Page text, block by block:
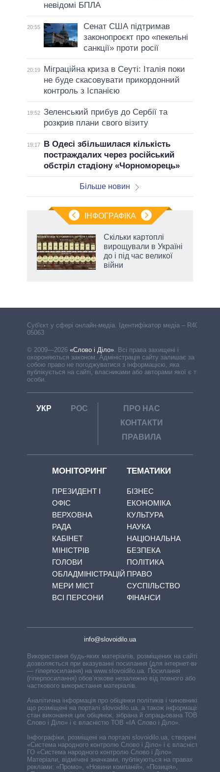
невідомі БПЛА
20:55
Сенат США підтримав
законопроєкт про «пекельні
санкції» проти росії
20:19
Міграційна криза в Сеуті: Італія поки
не буде скасовувати прикордонний
контроль з Іспанією
19:52 Зеленський прибув до Сербії та
розкрив плани свого візиту
19:17
В Одесі збільшилася кількість
постраждалих через російський
обстріл стадіону «Чорноморець»
Більше новин
ІНФОГРАФІКА
Скільки картоплі
вирощували в Україні
до і під час великої
війни
Cуб'єкт у сфері онлайн-медіа. Ідентифікатор медіа – R40-
05063
© 2009—2026 «Слово і Діло» Всі права захищені і
охороняються законом. Адміністрація сайту залишає за
собою право не погоджуватися з інформацією, яка
публікується на сайті, власниками або авторами якої є треті
особи.
УКР РОС
ПРО НАС
КОНТАКТИ
ПРАВИЛА
МОНІТОРИНГ
ПРЕЗИДЕНТ І
ОФІС
ВЕРХОВНА
РАДА
КАБІНЕТ
МІНІСТРІВ
ГОЛОВИ
ОБЛАДМІНІСТРАЦІЙ
МЕРИ МІСТ
ВСІ ПЕРСОНИ
ТЕМАТИКИ
БІЗНЕС
ЕКОНОМІКА
КУЛЬТУРА
НАУКА
НАЦІОНАЛЬНА
БЕЗПЕКА
ПОЛІТИКА
ПРАВО
СУСПІЛЬСТВО
ФІНАНСИ
info@slovoidilo.ua
Використання будь-яких матеріалів, розміщених на сайті,
дозволяється при вказуванні посилання (для інтернет-видань
— гіперпосилання) на www.slovoidilo.ua. Посилання
(гіперпосилання) обов’язкове незалежно від повного або
часткового використання матеріалів.
Аналітична інформація про обіцянки політиків і чиновників,
що розміщені на порталі slovoidilo.ua, а також інформація про
стан виконання цих обіцянок, зібрана й опрацьована ТОВ «ІА
Слово і Діло» і є власністю ТОВ «ІА Слово і Діло».
Інфографіки, розміщені на порталі slovoidilo.ua, створені ГО
«Система народного контролю Слово і Діло» і є власністю
ГО «Система народного контролю Слово і Діло».
Матеріали, відмічені значками, публікуються на правах
реклами: «Промо», «Новини компаній», «Позиція»,